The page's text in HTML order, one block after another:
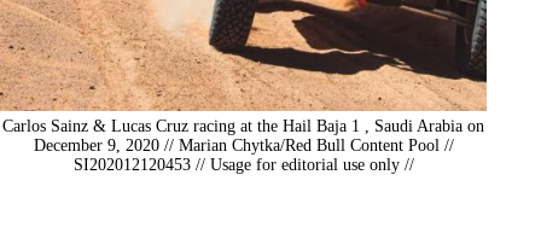
Carlos Sainz & Lucas Cruz racing at the Hail Baja 1 , Saudi Arabia on
December 9, 2020 // Marian Chytka/Red Bull Content Pool //
SI202012120453 // Usage for editorial use only //